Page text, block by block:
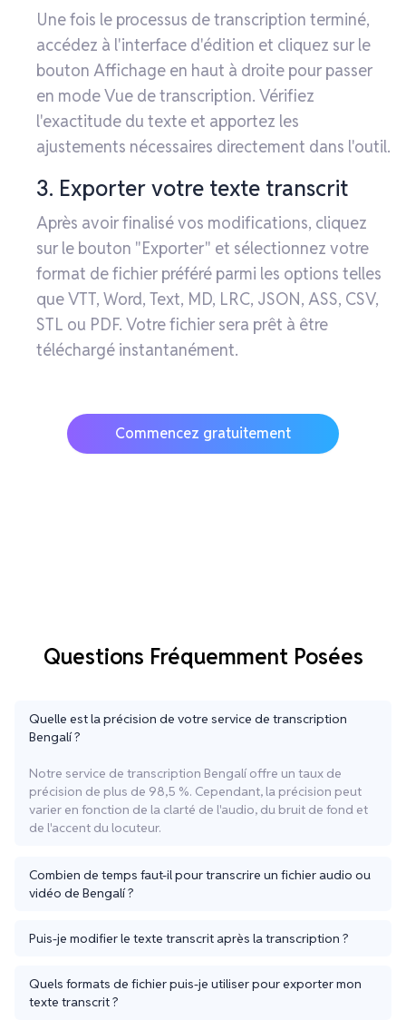
Une fois le processus de transcription terminé,
accédez à l'interface d'édition et cliquez sur le
bouton Affichage en haut à droite pour passer
en mode Vue de transcription. Vérifiez
l'exactitude du texte et apportez les
ajustements nécessaires directement dans l'outil.
3. Exporter votre texte transcrit
Après avoir finalisé vos modifications, cliquez
sur le bouton "Exporter" et sélectionnez votre
format de fichier préféré parmi les options telles
que VTT, Word, Text, MD, LRC, JSON, ASS, CSV,
STL ou PDF. Votre fichier sera prêt à être
téléchargé instantanément.
Commencez gratuitement
Questions Fréquemment Posées
Quelle est la précision de votre service de transcription
Bengalí ?
Notre service de transcription Bengalí offre un taux de
précision de plus de 98,5 %. Cependant, la précision peut
varier en fonction de la clarté de l'audio, du bruit de fond et
de l'accent du locuteur.
Combien de temps faut-il pour transcrire un fichier audio ou
vidéo de Bengalí ?
Puis-je modifier le texte transcrit après la transcription ?
Quels formats de fichier puis-je utiliser pour exporter mon
texte transcrit ?